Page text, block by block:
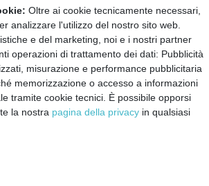
Montessori e sull'educazione
gratuite
. Il mio accordo può essere revocato
Oltre ai cookie tecnicamente necessari,
analizzare l'utilizzo del nostro sito web.
e del marketing, noi e i nostri partner
operazioni di trattamento dei dati: Pubblicità
misurazione e performance pubblicitaria
memorizzazione o accesso a informazioni
tramite cookie tecnici. È possibile opporsi
la nostra pagina della privacy in qualsiasi